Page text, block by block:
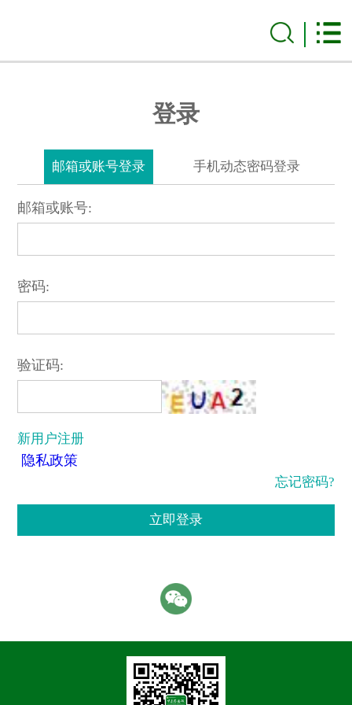
登录
邮箱或账号登录 手机动态密码登录
邮箱或账号:
密码:
验证码:
新用户注册
隐私政策
忘记密码?
立即登录